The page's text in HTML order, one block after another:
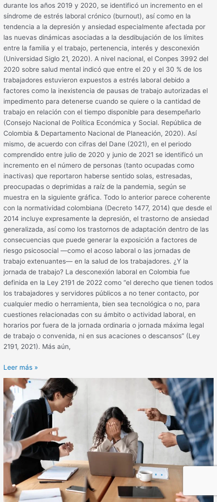
durante los años 2019 y 2020, se identificó un incremento en el
síndrome de estrés laboral crónico (burnout), así como en la
tendencia a la depresión y ansiedad especialmente afectada por
las nuevas dinámicas asociadas a la desdibujación de los límites
entre la familia y el trabajo, pertenencia, interés y desconexión
(Universidad Siglo 21, 2020). A nivel nacional, el Conpes 3992 del
2020 sobre salud mental indicó que entre el 20 y el 30 % de los
trabajadores estuvieron expuestos a estrés laboral debido a
factores como la inexistencia de pausas de trabajo autorizadas el
impedimento para detenerse cuando se quiere o la cantidad de
trabajo en relación con el tiempo disponible para desempeñarlo
(Consejo Nacional de Política Económica y Social. República de
Colombia & Departamento Nacional de Planeación, 2020). Así
mismo, de acuerdo con cifras del Dane (2021), en el periodo
comprendido entre julio de 2020 y junio de 2021 se identificó un
incremento en el número de personas (tanto ocupadas como
inactivas) que reportaron haberse sentido solas, estresadas,
preocupadas o deprimidas a raíz de la pandemia, según se
muestra en la siguiente gráfica. Todo lo anterior parece coherente
con la normatividad colombiana (Decreto 1477, 2014) que desde el
2014 incluye expresamente la depresión, el trastorno de ansiedad
generalizada, así como los trastornos de adaptación dentro de las
consecuencias que puede generar la exposición a factores de
riesgo psicosocial —como el acoso laboral o las jornadas de
trabajo extenuantes— en la salud de los trabajadores. ¿Y la
jornada de trabajo? La desconexión laboral en Colombia fue
definida en la Ley 2191 de 2022 como “el derecho que tienen todos
los trabajadores y servidores públicos a no tener contacto, por
cualquier medio o herramienta, bien sea tecnológica o no, para
cuestiones relacionadas con su ámbito o actividad laboral, en
horarios por fuera de la jornada ordinaria o jornada máxima legal
de trabajo o convenida, ni en sus acaciones o descansos” (Ley
2191, 2021). Más aún,
Leer más »
Acoso
laboral,
una
realidad
en
los
lugares
de
trabajo
colombianos